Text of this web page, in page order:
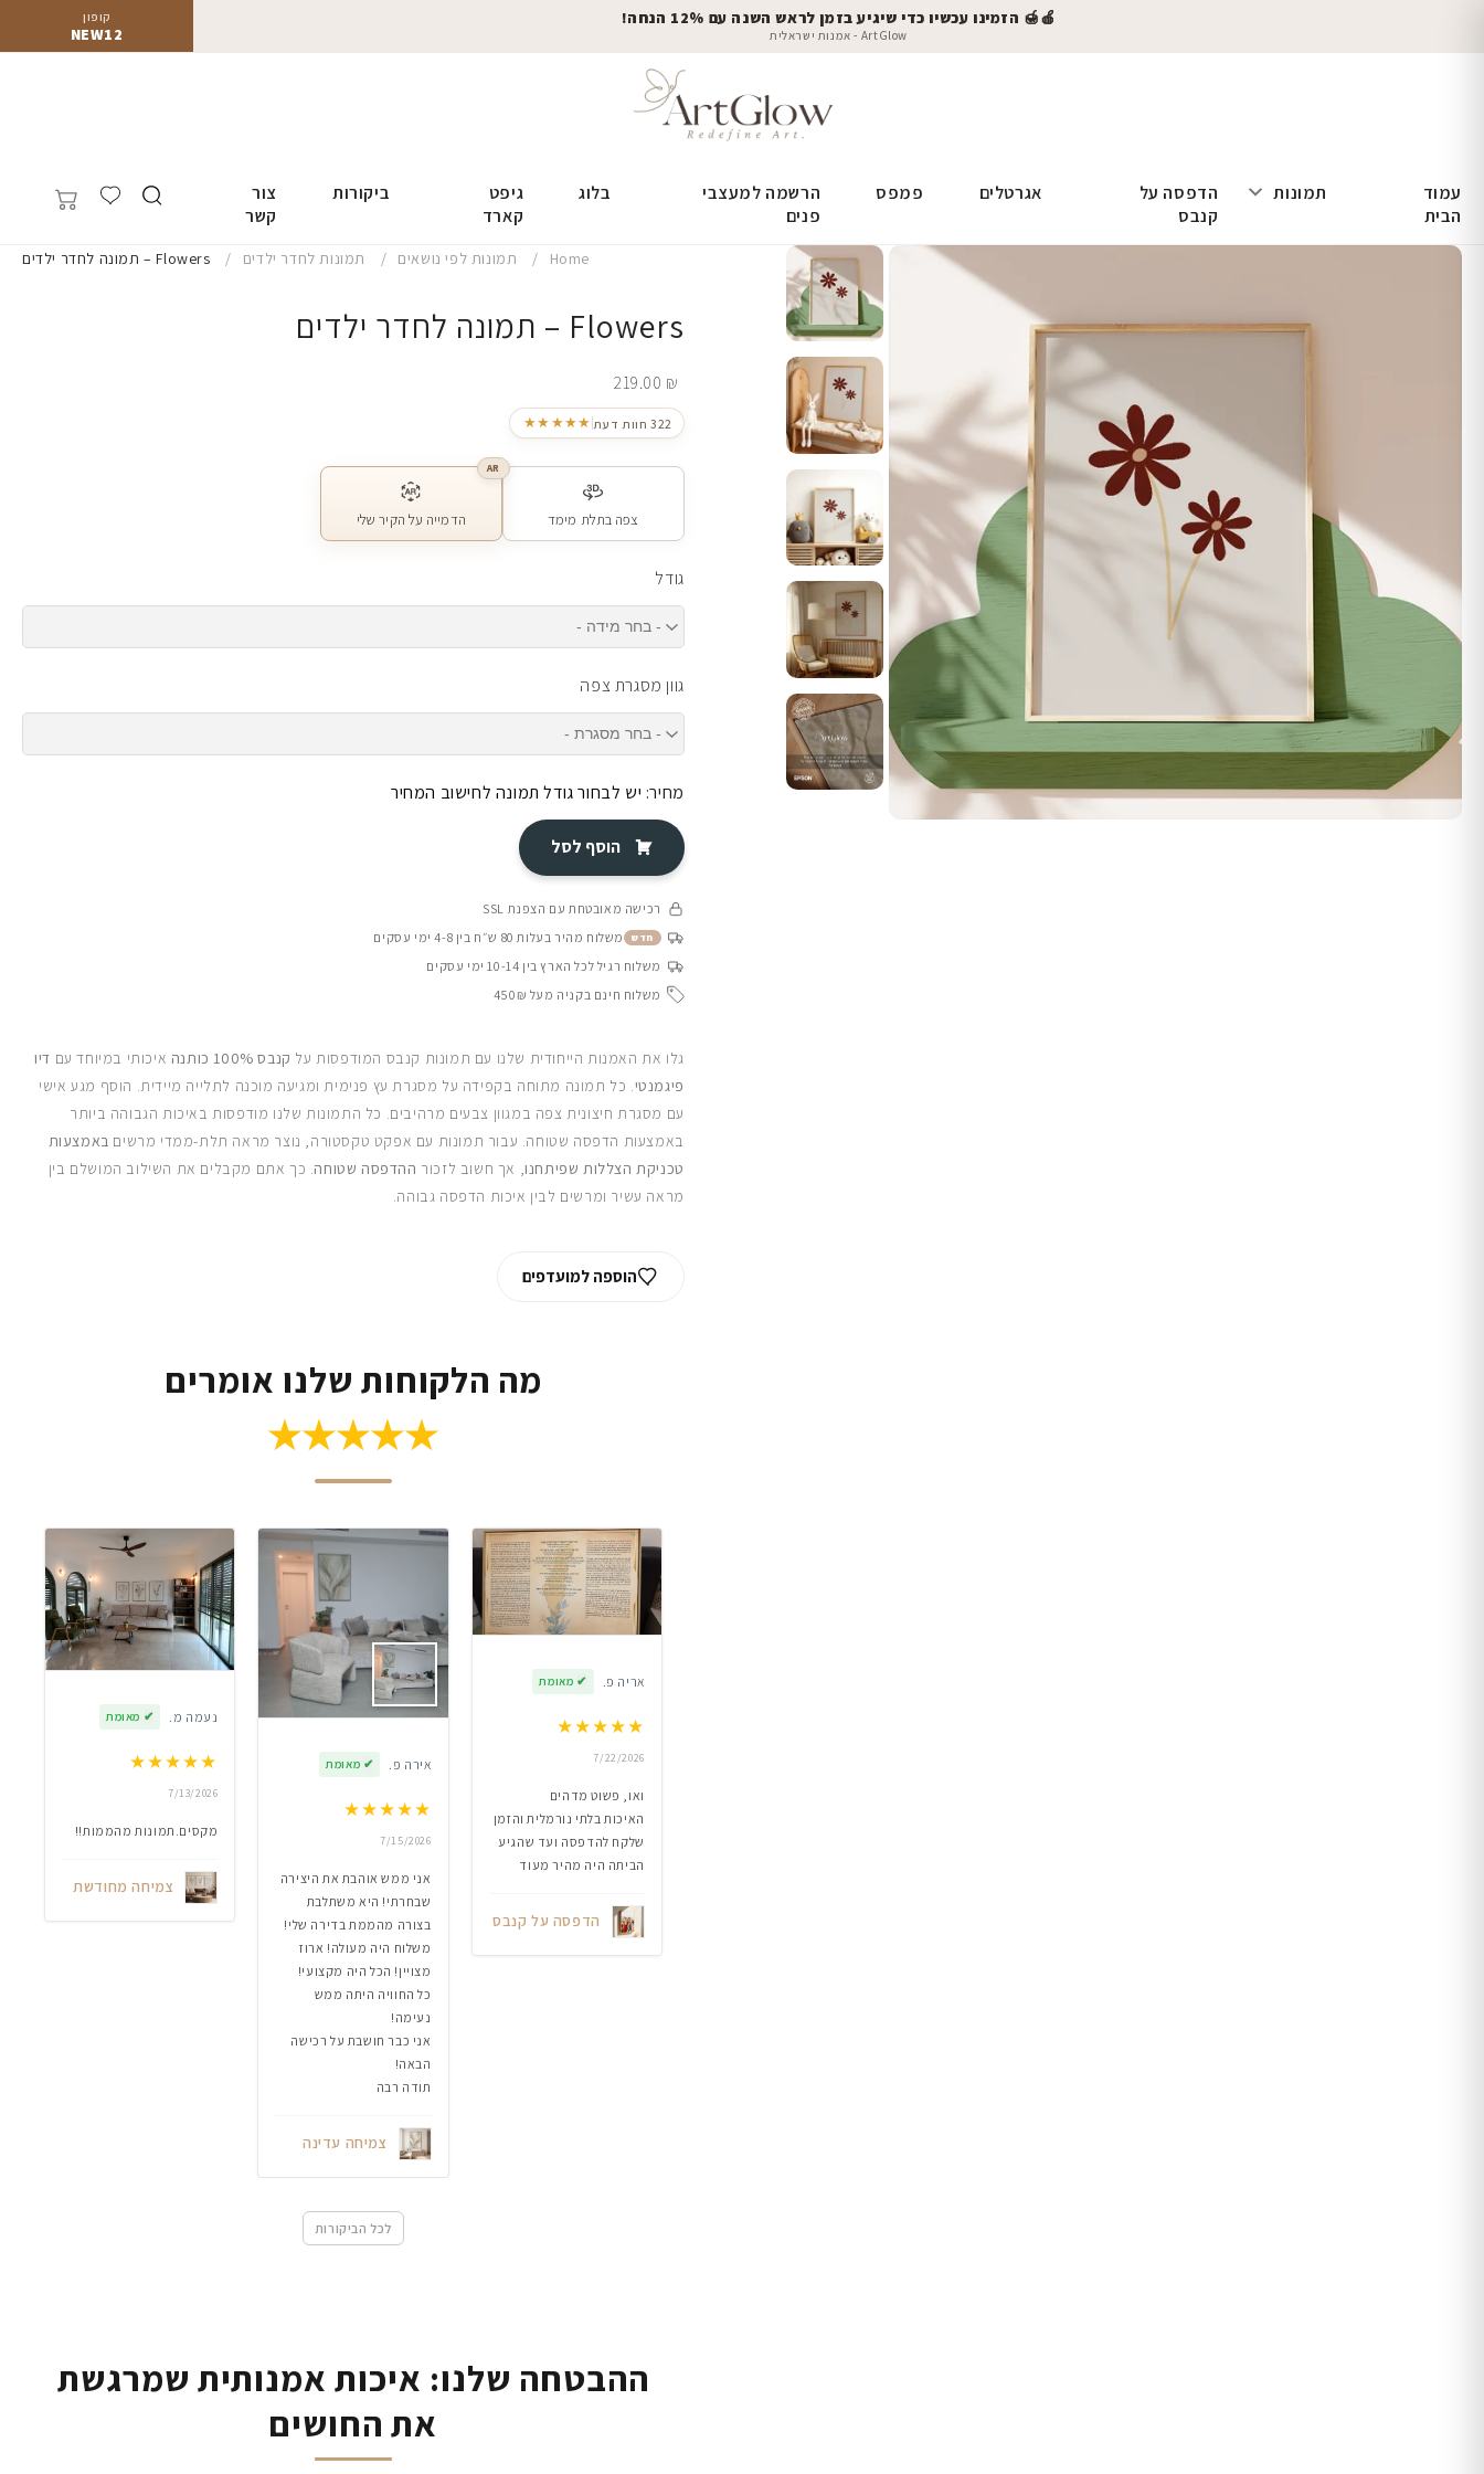
קופון
NEW12
🍎🍯 הזמינו עכשיו כדי שיגיע בזמן לראש השנה עם 12% הנחה!
ArtGlow - אמנות ישראלית
עמוד
הבית
תמונות
הדפסה על
קנבס
אגרטלים פמפס
הרשמה למעצבי
פנים
בלוג
גיפט
קארד
ביקורות
צור
קשר
Home תמונות לפי נושאים תמונות לחדר ילדים Flowers – תמונה לחדר ילדים
Flowers – תמונה לחדר ילדים
219.00 ₪
★★★★★ 322 חוות דעת
צפה בתלת מימד
AR
הדמייה על הקיר שלי
גודל
גוון מסגרת צפה
מחיר: יש לבחור גודל תמונה לחישוב המחיר
הוסף לסל
רכישה מאובטחת עם הצפנת SSL
חדש משלוח מהיר בעלות 80 ש״ח בין 4-8 ימי עסקים
משלוח רגיל לכל הארץ בין 10-14 ימי עסקים
משלוח חינם בקניה מעל 450₪
גלו את האמנות הייחודית שלנו עם תמונות קנבס המודפסות על קנבס 100% כותנה איכותי במיוחד עם דיו
פיגמנטי. כל תמונה מתוחה בקפידה על מסגרת עץ פנימית ומגיעה מוכנה לתלייה מיידית. הוסף מגע אישי
עם מסגרת חיצונית צפה במגוון צבעים מרהיבים. כל התמונות שלנו מודפסות באיכות הגבוהה ביותר
באמצעות הדפסה שטוחה. עבור תמונות עם אפקט טקסטורה, נוצר מראה תלת-ממדי מרשים באמצעות
טכניקת הצללות שפיתחנו, אך חשוב לזכור ההדפסה שטוחה. כך אתם מקבלים את השילוב המושלם בין
מראה עשיר ומרשים לבין איכות הדפסה גבוהה.
הוספה למועדפים
מה הלקוחות שלנו אומרים
★★★★★
אריה פ. ✔ מאומת
★★★★★
7/22/2026
ואו, פשוט מדהים
האיכות בלתי נורמלית והזמן
שלקח להדפסה ועד שהגיע
הביתה היה מהיר מעוד
הדפסה על קנבס
אירה פ. ✔ מאומת
★★★★★
7/15/2026
אני ממש אוהבת את היצירה
שבחרתי! היא משתלבת
בצורה מהממת בדירה שלי!
משלוח היה מעולה! ארוז
מצויין! הכל היה מקצועי!
כל החוויה היתה ממש
נעימה!
אני כבר חושבת על רכישה
הבאה!
תודה רבה
צמיחה עדינה
נעמה מ. ✔ מאומת
★★★★★
7/13/2026
מקסים.תמונות מהממות!!
צמיחה מחודשת
לכל הביקורות
ההבטחה שלנו: איכות אמנותית שמרגשת
את החושים